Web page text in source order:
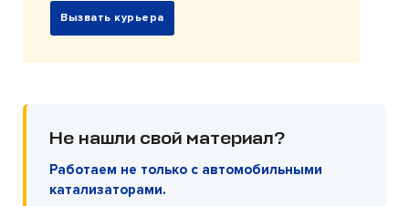
Вызвать курьера
Не нашли свой материал?
Работаем не только с автомобильными
катализаторами.